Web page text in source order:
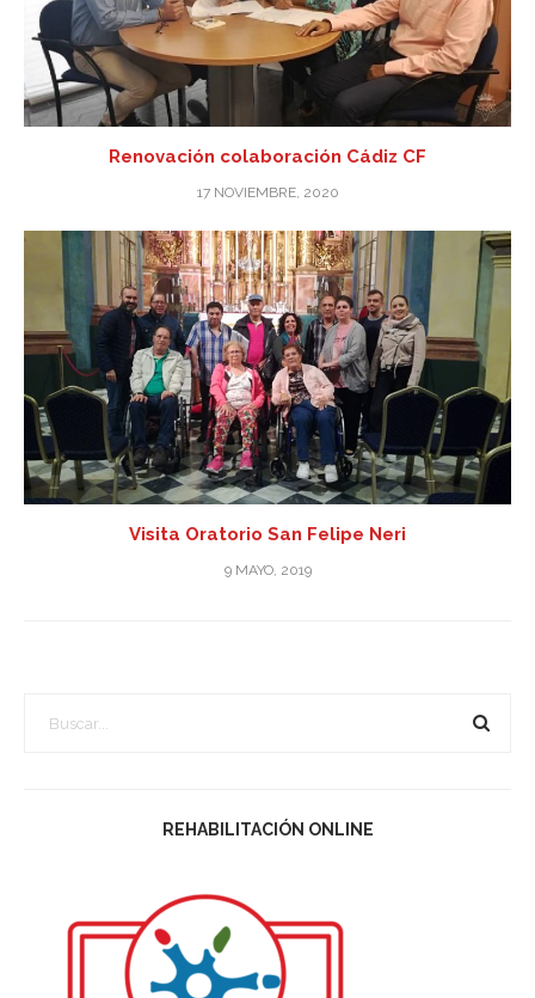
Renovación colaboración Cádiz CF
17 NOVIEMBRE, 2020
Visita Oratorio San Felipe Neri
9 MAYO, 2019
REHABILITACIÓN ONLINE